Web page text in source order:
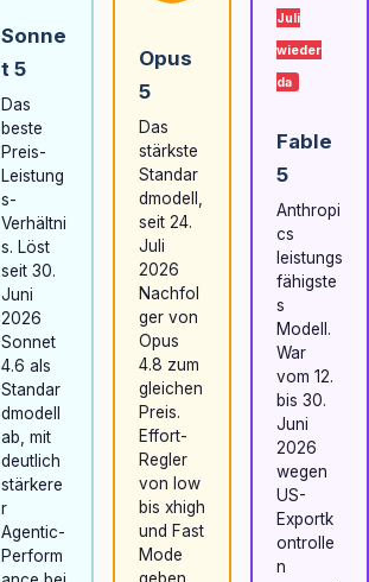
Sonne
t 5
Das
beste
Preis-
Leistung
s-
Verhältni
s. Löst
seit 30.
Juni
2026
Sonnet
4.6 als
Standar
dmodell
ab, mit
deutlich
stärkere
r
Agentic-
Perform
Opus
5
Das
stärkste
Standar
dmodell,
seit 24.
Juli
2026
Nachfol
ger von
Opus
4.8 zum
gleichen
Preis.
Effort-
Regler
von low
bis xhigh
und Fast
Mode
geben
Juli
wieder
da
Fable
5
Anthropi
cs
leistungs
fähigste
s
Modell.
War
vom 12.
bis 30.
Juni
2026
wegen
US-
Exportk
ontrolle
n